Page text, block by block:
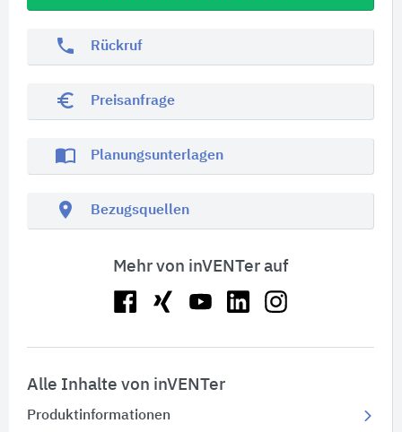
phone Rückruf
euro_symbol Preisanfrage
import_contacts Planungsunterlagen
location_on Bezugsquellen
Mehr von inVENTer auf
Alle Inhalte von inVENTer
Produktinformationen